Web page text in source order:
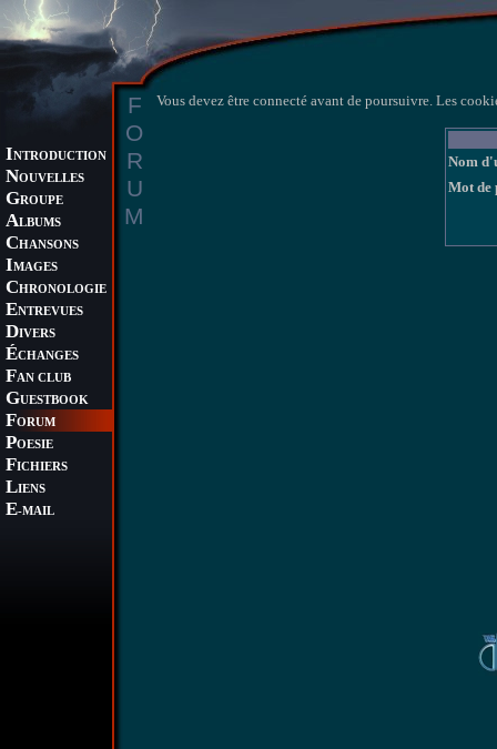
INTRODUCTION
NOUVELLES
GROUPE
ALBUMS
CHANSONS
IMAGES
CHRONOLOGIE
ENTREVUES
DIVERS
ÉCHANGES
FAN CLUB
GUESTBOOK
FORUM
POESIE
FICHIERS
LIENS
E-MAIL
F
O
R
U
M
Vous devez être connecté avant de poursuivre. Les
Nom
Mot de